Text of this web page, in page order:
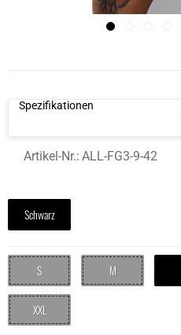
Spezifikationen
Artikel-Nr.: ALL-FG3-9-42
Schwarz
S M
XXL